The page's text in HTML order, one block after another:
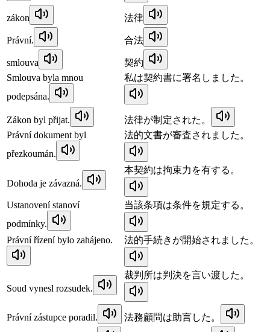
zákon 法律
Právní. 合法
smlouva
契約
Smlouva byla mnou
podepsána.
私は契約書に署名しました。
Zákon byl přijat.
法律が制定された。
Právní dokument byl
přezkoumán.
法的文書が審査されました。
Dohoda je závazná.
本契約は拘束力を有する。
Ustanovení stanoví
podmínky.
当該条項は条件を規定する。
Právní řízení bylo zahájeno. 法的手続きが開始されました。
Soud vynesl rozsudek.
裁判所は判決を言い渡した。
Právní zástupce poradil. 法務顧問は助言した。